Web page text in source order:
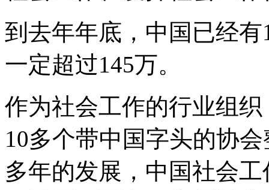
到去年年底，中国已经
一定超过145万。
作为社会工作的行业组
10多个带中国字头的协
多年的发展，中国社会